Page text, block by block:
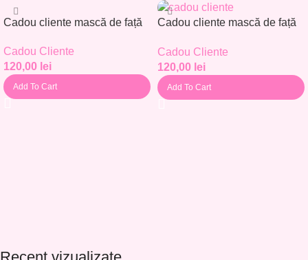
Cadou cliente mască de față
Cadou Cliente
120,00 lei
Add To Cart
Cadou cliente mască de față
Cadou Cliente
120,00 lei
Add To Cart